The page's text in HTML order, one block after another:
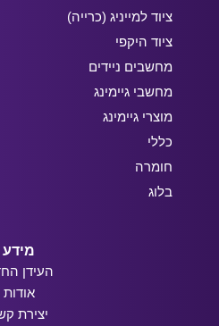
ציוד למייניג (כרייה)
ציוד היקפי
מחשבים ניידים
מחשבי גיימינג
מוצרי גיימינג
כללי
חומרה
בלוג
מידע
העידן
אודות
יצירת